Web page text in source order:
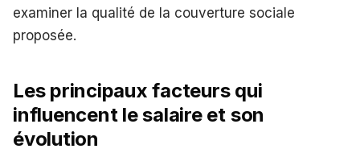
examiner la qualité de la couverture sociale
proposée.
Les principaux facteurs qui
influencent le salaire et son
évolution